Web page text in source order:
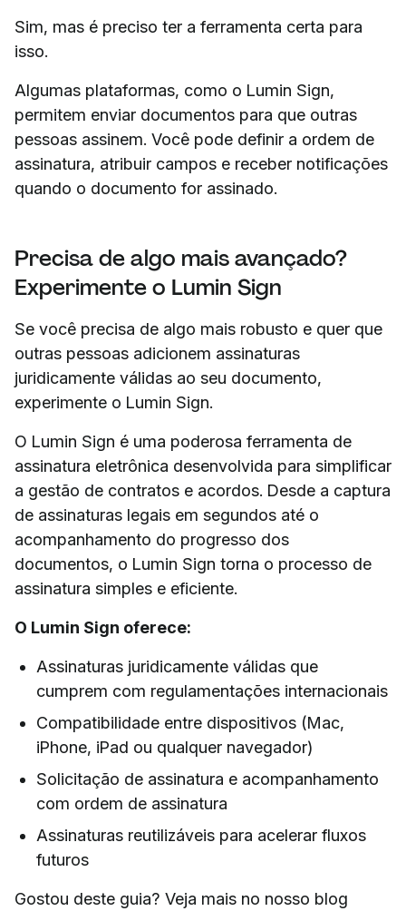
Sim, mas é preciso ter a ferramenta certa para
isso.
Algumas plataformas, como o Lumin Sign,
permitem enviar documentos para que outras
pessoas assinem. Você pode definir a ordem de
assinatura, atribuir campos e receber notificações
quando o documento for assinado.
Precisa de algo mais avançado?
Experimente o Lumin Sign
Se você precisa de algo mais robusto e quer que
outras pessoas adicionem assinaturas
juridicamente válidas ao seu documento,
experimente o Lumin Sign.
O Lumin Sign é uma poderosa ferramenta de
assinatura eletrônica desenvolvida para simplificar
a gestão de contratos e acordos. Desde a captura
de assinaturas legais em segundos até o
acompanhamento do progresso dos
documentos, o Lumin Sign torna o processo de
assinatura simples e eficiente.
O Lumin Sign oferece:
Assinaturas juridicamente válidas que
cumprem com regulamentações internacionais
Compatibilidade entre dispositivos (Mac,
iPhone, iPad ou qualquer navegador)
Solicitação de assinatura e acompanhamento
com ordem de assinatura
Assinaturas reutilizáveis para acelerar fluxos
futuros
Gostou deste guia? Veja mais no nosso blog